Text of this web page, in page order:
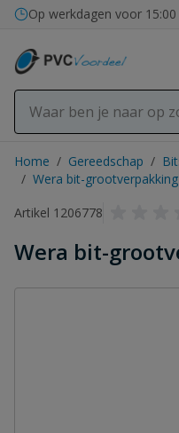
Ga naar de inhoud
Op werkdagen voor
Home / Gereedschap /
/ Wera bit-
Artikel 1206778
Wera bit-